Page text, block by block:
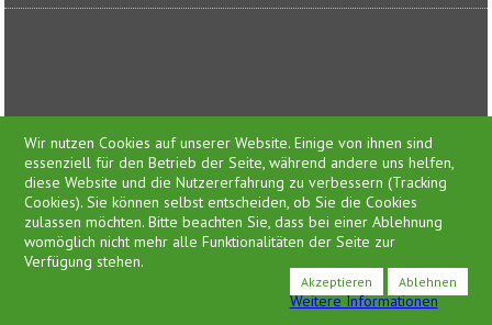
Feed-Einträge
Presse
Impressum
Datenschutzerklärung
Wir nutzen Cookies auf unserer Website. Einige von ihnen sind
essenziell für den Betrieb der Seite, während andere uns helfen,
diese Website und die Nutzererfahrung zu verbessern (Tracking
Cookies). Sie können selbst entscheiden, ob Sie die Cookies
zulassen möchten. Bitte beachten Sie, dass bei einer Ablehnung
womöglich nicht mehr alle Funktionalitäten der Seite zur
Verfügung stehen.
Akzeptieren Ablehnen
Weitere Informationen